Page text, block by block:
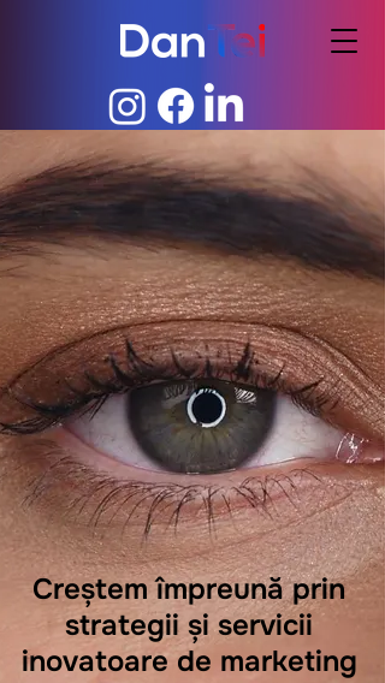
Creștem împreună prin
strategii și servicii
inovatoare de marketing